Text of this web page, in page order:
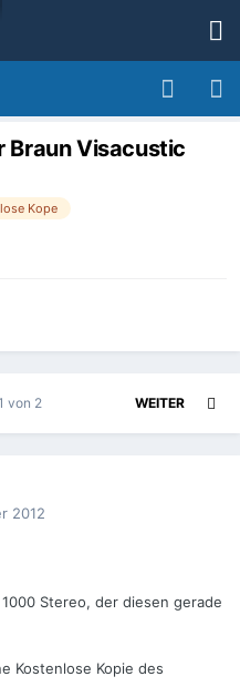
Braun Visacustic
Kope
WEITER
von 2
2012
Stereo, der diesen gerade
Kostenlose Kopie des